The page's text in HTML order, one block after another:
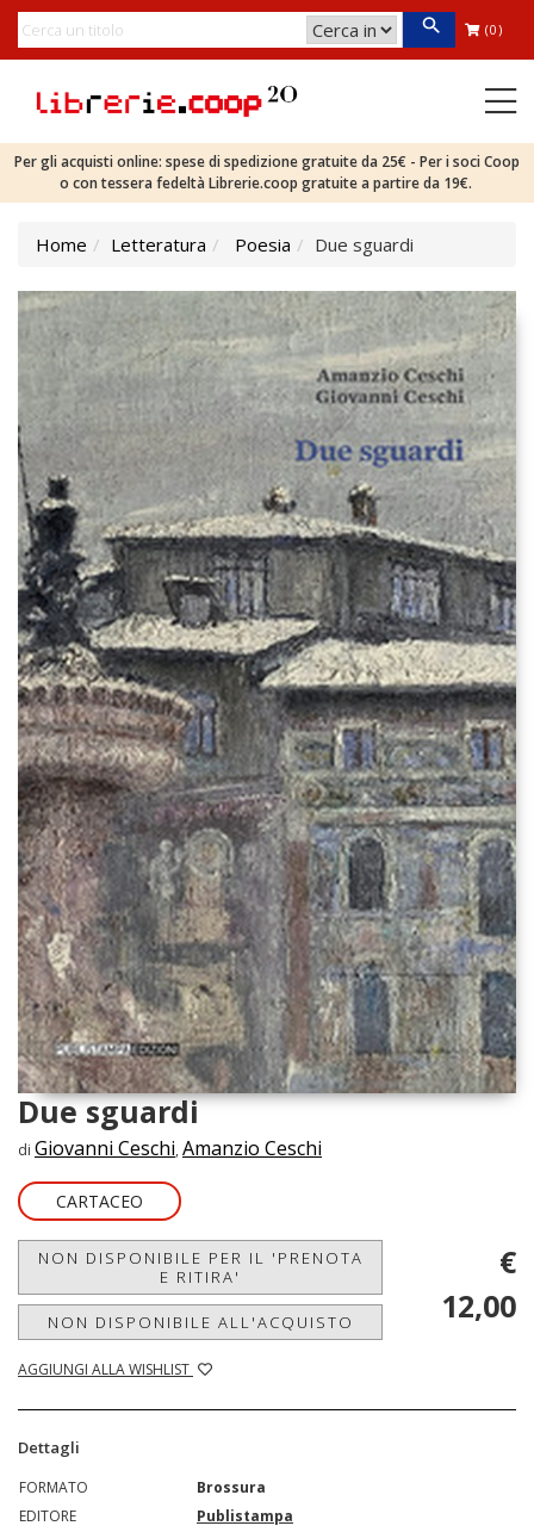
(0)
Per gli acquisti online: spese di spedizione gratuite da 25€ - Per i soci Coop
o con tessera fedeltà Librerie.coop gratuite a partire da 19€.
Home Letteratura Poesia Due sguardi
Due sguardi
di Giovanni Ceschi, Amanzio Ceschi
CARTACEO
NON DISPONIBILE PER IL 'PRENOTA
E RITIRA'
NON DISPONIBILE ALL'ACQUISTO
AGGIUNGI ALLA WISHLIST
€
12,00
Dettagli
FORMATO
Brossura
EDITORE
Publistampa